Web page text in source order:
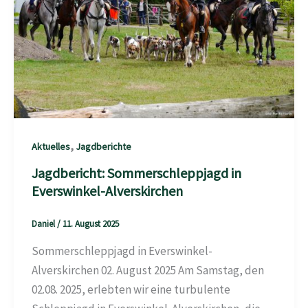
Aktuelles, Jagdberichte
Jagdbericht: Sommerschleppjagd in
Everswinkel-Alverskirchen
Daniel/ 11. August 2025
Sommerschleppjagd in Everswinkel-
Alverskirchen 02. August 2025 Am Samstag, den
02.08. 2025, erlebten wir eine turbulente